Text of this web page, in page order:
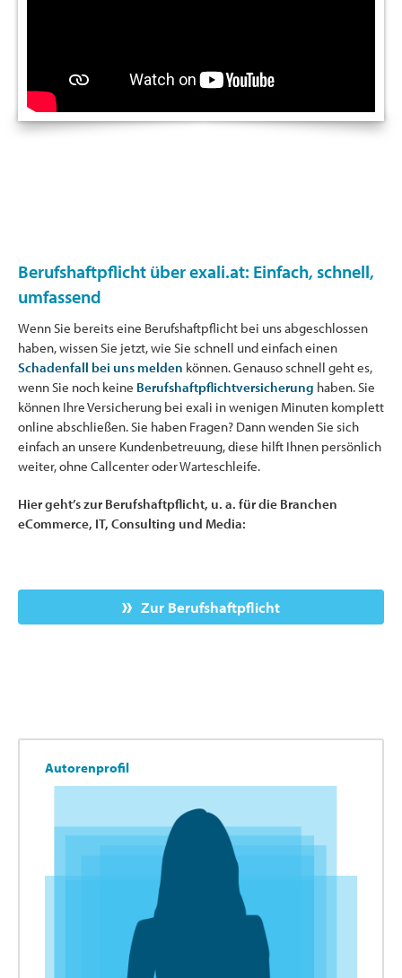
Berufshaftpflicht über exali.at: Einfach, schnell,
umfassend
Wenn Sie bereits eine Berufshaftpflicht bei uns abgeschlossen
haben, wissen Sie jetzt, wie Sie schnell und einfach einen
Schadenfall bei uns melden können. Genauso schnell geht es,
wenn Sie noch keine Berufshaftpflichtversicherung haben. Sie
können Ihre Versicherung bei exali in wenigen Minuten komplett
online abschließen. Sie haben Fragen? Dann wenden Sie sich
einfach an unsere Kundenbetreuung, diese hilft Ihnen persönlich
weiter, ohne Callcenter oder Warteschleife.
Hier geht’s zur Berufshaftpflicht, u. a. für die Branchen
eCommerce, IT, Consulting und Media:
Zur Berufshaftpflicht
Autorenprofil